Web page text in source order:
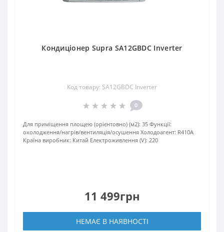
Кондиціонер Supra SA12GBDC Inverter
Код товару: SA12GBDC Inverter
0
Для приміщення площею (орієнтовно) (м2): 35 Функції:
охолодження/нагрів/вентиляція/осушення Xолодоагент: R410A
Країна виробник: Китай Електроживлення (V): 220
11 499грн
НЕМАЄ В НАЯВНОСТІ